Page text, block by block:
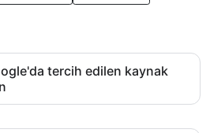
tercih edilen kaynak